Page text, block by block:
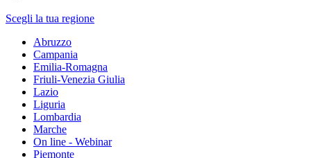
Scegli la tua regione
Abruzzo
Campania
Emilia-Romagna
Friuli-Venezia Giulia
Lazio
Liguria
Lombardia
Marche
On line - Webinar
Piemonte